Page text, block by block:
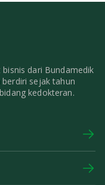
dari Bundamedik
sejak tahun
kedokteran.